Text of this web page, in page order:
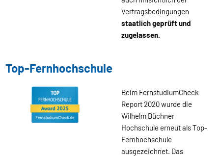
Vertragsbedingungen
staatlich geprüft und
zugelassen.
Top-Fernhochschule
Beim FernstudiumCheck
Report 2020 wurde die
Wilhelm Büchner
Hochschule erneut als Top-
Fernhochschule
ausgezeichnet. Das